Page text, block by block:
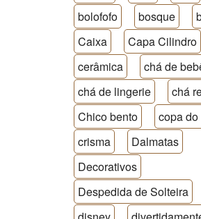
bolofofo
bosque
Caixa
Capa Cilindro
cerâmica
chá de
chá de lingerie
chá
Chico bento
copa
crisma
Dalmatas
Decorativos
Despedida de Solteira